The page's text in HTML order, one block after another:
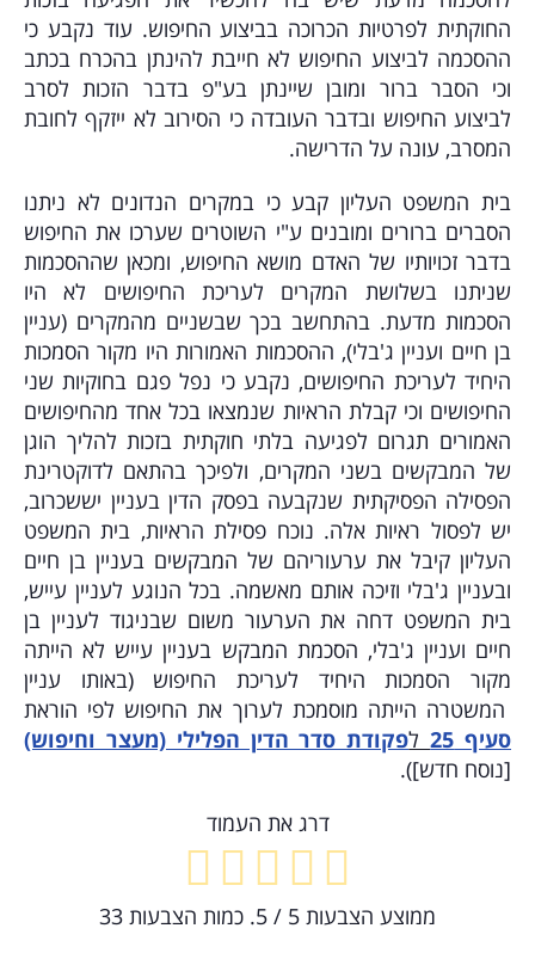
החוקתית לפרטיות הכרוכה בביצוע החיפוש. עוד נקבע כי
ההסכמה לביצוע החיפוש לא חייבת להינתן בהכרח בכתב
וכי הסבר ברור ומובן שיינתן בע"פ בדבר הזכות לסרב
לביצוע החיפוש ובדבר העובדה כי הסירוב לא ייזקף לחובת
המסרב, עונה על הדרישה.
בית המשפט העליון קבע כי במקרים הנדונים לא ניתנו
הסברים ברורים ומובנים ע"י השוטרים שערכו את החיפוש
בדבר זכויותיו של האדם מושא החיפוש, ומכאן שההסכמות
שניתנו בשלושת המקרים לעריכת החיפושים לא היו
הסכמות מדעת. בהתחשב בכך שבשניים מהמקרים (עניין
בן חיים ועניין ג'בלי), ההסכמות האמורות היו מקור הסמכות
היחיד לעריכת החיפושים, נקבע כי נפל פגם בחוקיות שני
החיפושים וכי קבלת הראיות שנמצאו בכל אחד מהחיפושים
האמורים תגרום לפגיעה בלתי חוקתית בזכות להליך הוגן
של המבקשים בשני המקרים, ולפיכך בהתאם לדוקטרינת
הפסילה הפסיקתית שנקבעה בפסק הדין בעניין יששכרוב,
יש לפסול ראיות אלה. נוכח פסילת הראיות, בית המשפט
העליון קיבל את ערעוריהם של המבקשים בעניין בן חיים
ובעניין ג'בלי וזיכה אותם מאשמה. בכל הנוגע לעניין עייש,
בית המשפט דחה את הערעור משום שבניגוד לעניין בן
חיים ועניין ג'בלי, הסכמת המבקש בעניין עייש לא הייתה
מקור הסמכות היחיד לעריכת החיפוש (באותו עניין
המשטרה הייתה מוסמכת לערוך את החיפוש לפי הוראת
סעיף 25
לפקודת סדר הדין הפלילי (מעצר וחיפוש)
[נוסח חדש]).
דרג את העמוד
ממוצע הצבעות 5 / 5. כמות הצבעות 33